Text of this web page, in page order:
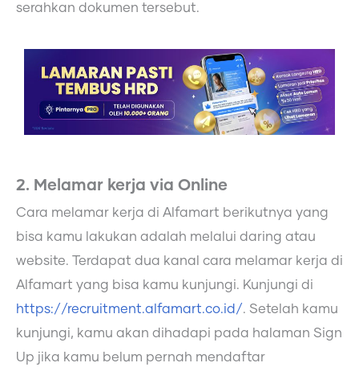
serahkan dokumen tersebut.
2. Melamar kerja via Online
Cara melamar kerja di Alfamart berikutnya yang
bisa kamu lakukan adalah melalui daring atau
website. Terdapat dua kanal cara melamar kerja di
Alfamart yang bisa kamu kunjungi. Kunjungi di
https://recruitment.alfamart.co.id/. Setelah kamu
kunjungi, kamu akan dihadapi pada halaman Sign
Up jika kamu belum pernah mendaftar